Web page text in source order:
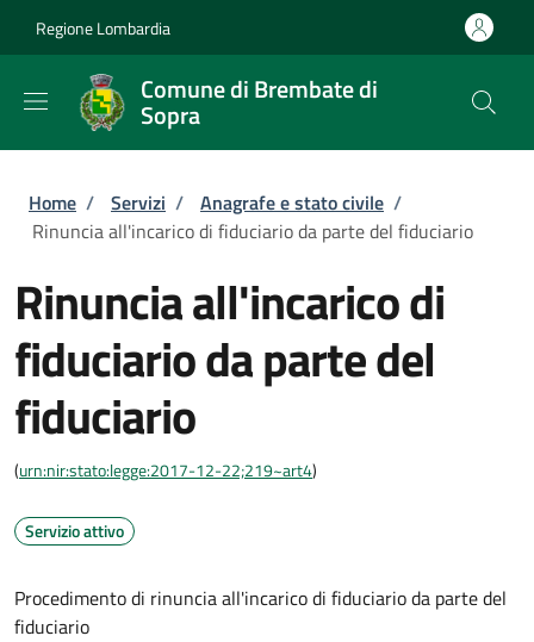
Regione Lombardia
Comune di Brembate di
Sopra
Briciole di pane
Home / Servizi / Anagrafe e stato civile /
Rinuncia all'incarico di fiduciario da parte del fiduciario
Rinuncia all'incarico di
fiduciario da parte del
fiduciario
(urn:nir:stato:legge:2017-12-22;219~art4)
Servizio attivo
Procedimento di rinuncia all'incarico di fiduciario da parte del
fiduciario